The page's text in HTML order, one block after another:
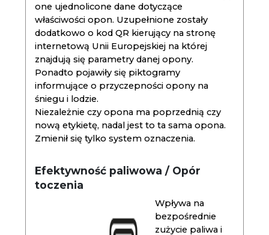
one ujednolicone dane dotyczące
właściwości opon. Uzupełnione zostały
dodatkowo o kod QR kierujący na stronę
internetową Unii Europejskiej na której
znajdują się parametry danej opony.
Ponadto pojawiły się piktogramy
informujące o przyczepności opony na
śniegu i lodzie.
Niezależnie czy opona ma poprzednią czy
nową etykietę, nadal jest to ta sama opona.
Zmienił się tylko system oznaczenia.
Efektywność paliwowa / Opór
toczenia
Wpływa na
bezpośrednie
zużycie paliwa i